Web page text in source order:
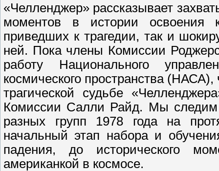
«Челленджер» рассказывает
моментов в истории освоения
приведших к трагедии, так и
ней. Пока члены Комиссии
работу Национального
космического пространства
трагической судьбе
Комиссии Салли Райд. Мы
разных групп 1978 года на
начальный этап набора и
падения, до исторического
американкой в ​​космосе.